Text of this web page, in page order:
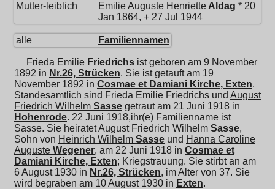
Mutter-leiblich
Emilie Auguste Henriette Aldag * 20
Jan 1864, + 27 Jul 1944
alle Familiennamen
Frieda Emilie Friedrichs ist geboren am 9 November
1892 in Nr.26, Strücken. Sie ist getauft am 19
November 1892 in Cosmae et Damiani Kirche, Exten.
Standesamtlich sind Frieda Emilie Friedrichs und August
Friedrich Wilhelm Sasse getraut am 21 Juni 1918 in
Hohenrode. 22 Juni 1918,ihr(e) Familienname ist
Sasse. Sie heiratetAugust Friedrich Wilhelm Sasse,
Sohn von Heinrich Wilhelm Sasse und Hanna Caroline
Auguste Wegener, am 22 Juni 1918 in Cosmae et
Damiani Kirche, Exten; Kriegstrauung. Sie stirbt an am
6 August 1930 in Nr.26, Strücken, im Alter von 37. Sie
wird begraben am 10 August 1930 in Exten.